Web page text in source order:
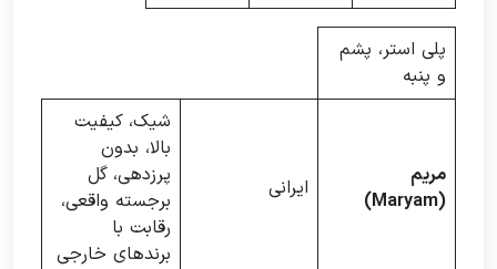
پلی استر، پشم
و پنبه
مریم
(Maryam)
ایرانی
شیک، کیفیت
بالا، بدون
پرزدهی، گل
برجسته واقعی،
رقابت با
برندهای خارجی